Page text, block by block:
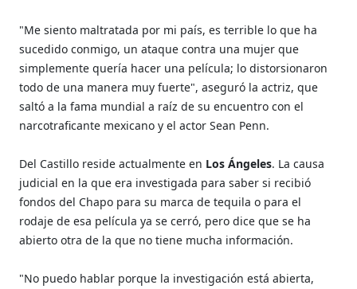
"Me siento maltratada por mi país, es terrible lo que ha
sucedido conmigo, un ataque contra una mujer que
simplemente quería hacer una película; lo distorsionaron
todo de una manera muy fuerte", aseguró la actriz, que
saltó a la fama mundial a raíz de su encuentro con el
narcotraficante mexicano y el actor Sean Penn.
Del Castillo reside actualmente en Los Ángeles. La causa
judicial en la que era investigada para saber si recibió
fondos del Chapo para su marca de tequila o para el
rodaje de esa película ya se cerró, pero dice que se ha
abierto otra de la que no tiene mucha información.
"No puedo hablar porque la investigación está abierta,